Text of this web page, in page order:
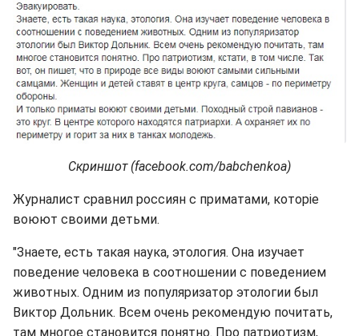
Скриншот (facebook.com/babchenkoa)
Журналист сравнил россиян с приматами, которіе
воюют своими детьми.
"Знаете, есть такая наука, этология. Она изучает
поведение человека в соотношении с поведением
животных. Одним из популяризатор этологии был
Виктор Дольник. Всем очень рекомендую почитать,
там многое становится понятно. Про патриотизм,